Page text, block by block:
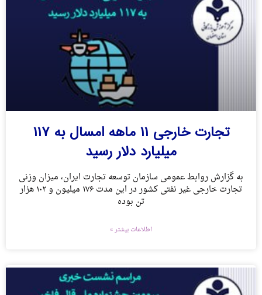
تجارت خارجی ۱۱ ماهه امسال به ۱۱۷
میلیارد دلار رسید
به گزارش روابط عمومی سازمان توسعه تجارت ایران، میزان وزنی
تجارت خارجی غیر نفتی کشور در این مدت ۱۷۶ میلیون و ۱۰۲ هزار
تن بوده
اطلاعات بیشتر »